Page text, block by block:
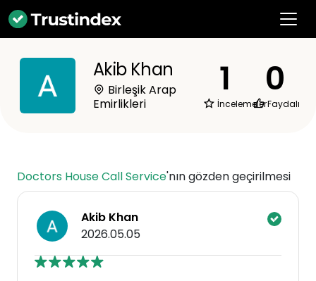
Akib Khan
Birleşik Arap
Emirlikleri
1
İncelemeler
0
Faydalı
Doctors House Call Service'nın gözden geçirilmesi
Akib Khan
2026.05.05